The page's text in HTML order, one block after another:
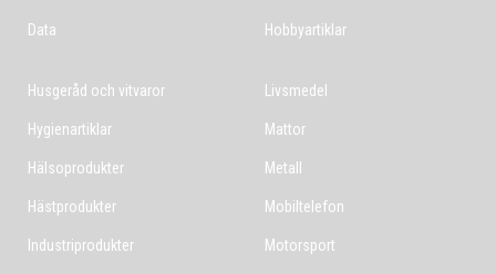
Data Hobbyartiklar
Husgeråd och vitvaror
Hygienartiklar
Hälsoprodukter
Hästprodukter
Industriprodukter
Livsmedel
Mattor
Metall
Mobiltelefon
Motorsport